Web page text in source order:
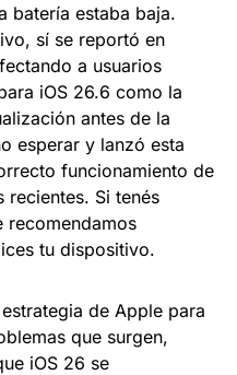
batería estaba baja.
sí se reportó en
a usuarios
iOS 26.6 como la
antes de la
esperar y lanzó esta
funcionamiento de
recientes. Si tenés
recomendamos
tu dispositivo.
de Apple para
que surgen,
iOS 26 se